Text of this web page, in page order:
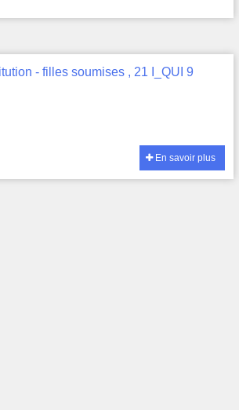
- filles soumises , 21 I_QUI 9
En savoir plus